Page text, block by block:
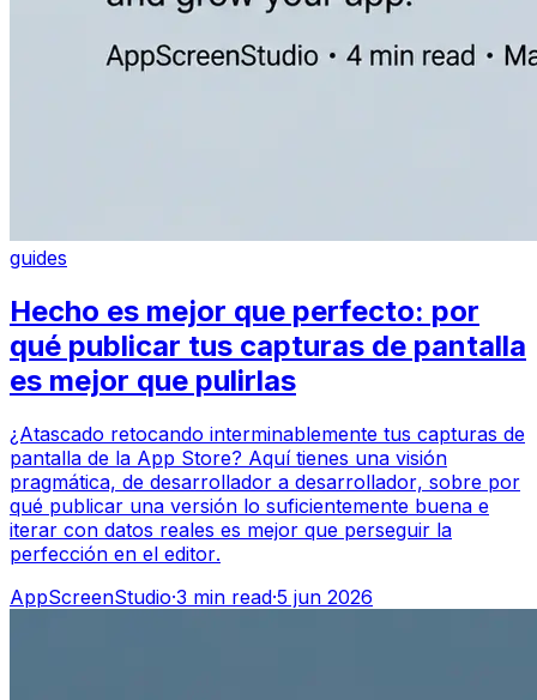
guides
Hecho es mejor que perfecto: por
qué publicar tus capturas de pantalla
es mejor que pulirlas
¿Atascado retocando interminablemente tus capturas de
pantalla de la App Store? Aquí tienes una visión
pragmática, de desarrollador a desarrollador, sobre por
qué publicar una versión lo suficientemente buena e
iterar con datos reales es mejor que perseguir la
perfección en el editor.
AppScreenStudio·3 min read·5 jun 2026